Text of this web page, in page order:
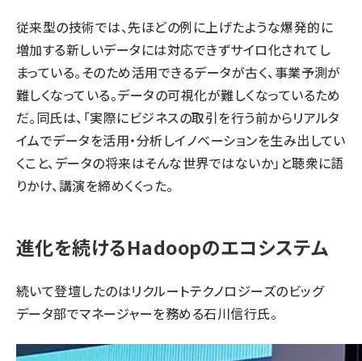
従来型の技術では、先ほどの例に上げたような爆発的に
増加する新しいデータには対応できずサイロ化されてし
まっている。そのため活用できるデータが古く、事業予測が
難しくなっている。データの可視化が難しくなっているため
だ。同氏は、「実際にビジネスの取引を行う前からリアルタ
イムでデータを活用・分析しイノベーションを生み出してい
くこと、データの将来はそんな世界ではないか」と聴衆に語
りかけ、講演を締めくくった。
進化を続けるHadoopのエコシステム
続いて登壇したのはリクルートテクノロジーズのビッグ
データ部でマネージャーを務める石川信行氏。